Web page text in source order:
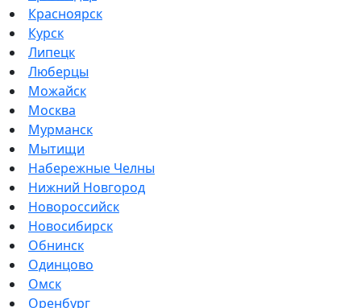
Красноярск
Курск
Липецк
Люберцы
Можайск
Москва
Мурманск
Мытищи
Набережные Челны
Нижний Новгород
Новороссийск
Новосибирск
Обнинск
Одинцово
Омск
Оренбург